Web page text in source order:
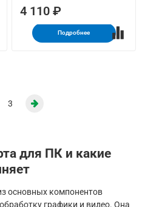
4 110 ₽
Подробнее
3
для ПК и какие
основных компонентов
графики и видео. Она